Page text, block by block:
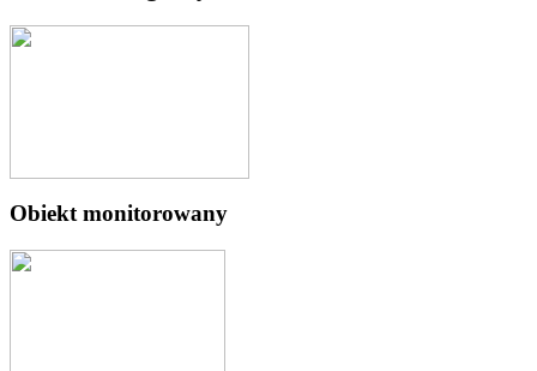
Obiekt monitorowany